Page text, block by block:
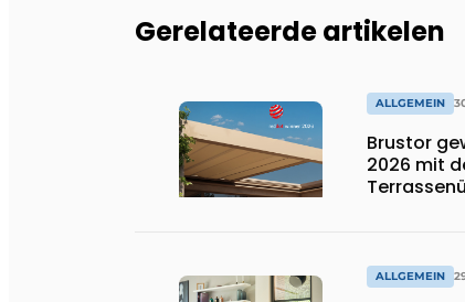
Gerelateerde artikelen
ALLGEMEIN
Brustor
2026 mit
ALLGEMEIN